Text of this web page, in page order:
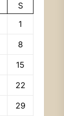
S
1
8
15
22
29